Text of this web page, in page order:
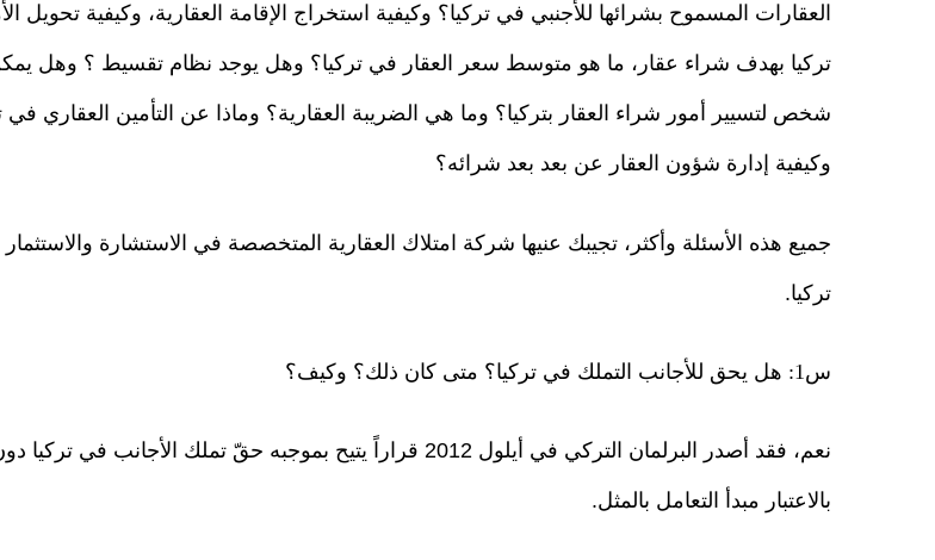
العقارات المسموح بشرائها للأجنبي في تركيا؟ وكيفية استخراج الإقامة العقارية، وكيفية تحويل
تركيا بهدف شراء عقار، ما هو متوسط سعر العقار في تركيا؟ وهل يوجد نظام تقسيط ؟ وهل
شخص لتسيير أمور شراء العقار بتركيا؟ وما هي الضريبة العقارية؟ وماذا عن التأمين العقاري في
وكيفية إدارة شؤون العقار عن بعد بعد شرائه؟
جميع هذه الأسئلة وأكثر، تجيبك عنيها شركة امتلاك العقارية المتخصصة في الاستشارة
تركيا.
س1: هل يحق للأجانب التملك في تركيا؟ متى كان ذلك؟ وكيف؟
نعم، فقد أصدر البرلمان التركي في أيلول 2012 قراراً يتيح بموجبه حقّ تملك الأجانب في
بالاعتبار مبدأ التعامل بالمثل.